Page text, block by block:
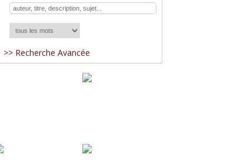
>> Recherche Avancée